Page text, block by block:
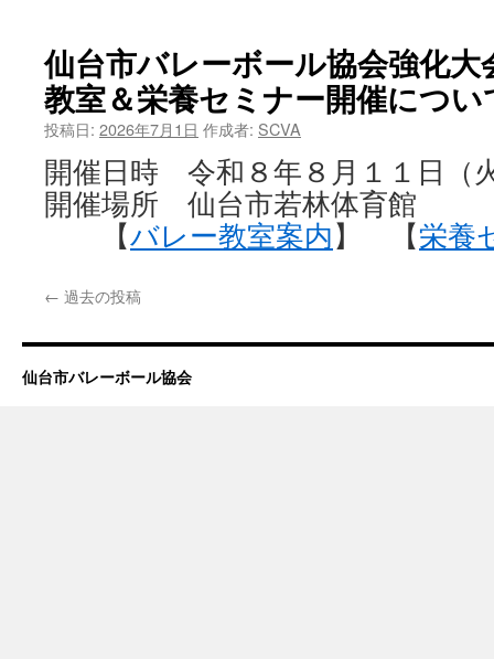
仙台市バレーボール協会強化
教室＆栄養セミナー開催につ
投稿日: 2026年7月1日 作成者: SCVA
開催日時 令和８年８月１１日（
開催場所 仙台市若林体育館
【バレー教室案内】 【栄養
← 過去の投稿
仙台市バレーボール協会